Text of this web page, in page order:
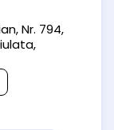
Nr. 794,